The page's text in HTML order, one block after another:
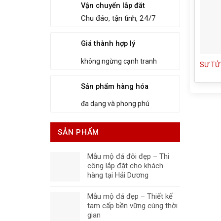
Vận chuyển lắp đăt
Chu đáo, tận tình, 24/7
Giá thành hợp lý
không ngừng cạnh tranh
Sản phẩm hàng hóa
đa dạng và phong phú
SẢN PHẨM
Mẫu mộ đá đôi đẹp – Thi
công lắp đặt cho khách
hàng tại Hải Dương
Mẫu mộ đá đẹp – Thiết kế
tam cấp bền vững cùng thời
gian
SƯ